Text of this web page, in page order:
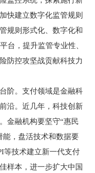
快建立数字化监管规则
规则形式化、数字化和
台，提升监管专业性、
防控攻坚战贡献科技力
。支付领域是金融科
沿。近几年，科技创新
金融机构要坚守“惠民
能，盘活技术和数据要
等技术建立新一代支付
样本，进一步扩大中国